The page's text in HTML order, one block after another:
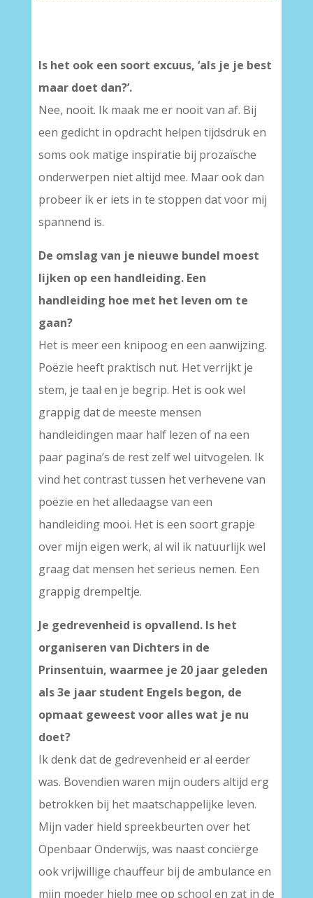
Is het ook een soort excuus, ‘als je je best
maar doet dan?’.
Nee, nooit. Ik maak me er nooit van af. Bij
een gedicht in opdracht helpen tijdsdruk en
soms ook matige inspiratie bij prozaïsche
onderwerpen niet altijd mee. Maar ook dan
probeer ik er iets in te stoppen dat voor mij
spannend is.
De omslag van je nieuwe bundel moest
lijken op een handleiding. Een
handleiding hoe met het leven om te
gaan?
Het is meer een knipoog en een aanwijzing.
Poëzie heeft praktisch nut. Het verrijkt je
stem, je taal en je begrip. Het is ook wel
grappig dat de meeste mensen
handleidingen maar half lezen of na een
paar pagina’s de rest zelf wel uitvogelen. Ik
vind het contrast tussen het verhevene van
poëzie en het alledaagse van een
handleiding mooi. Het is een soort grapje
over mijn eigen werk, al wil ik natuurlijk wel
graag dat mensen het serieus nemen. Een
grappig drempeltje.
Je gedrevenheid is opvallend. Is het
organiseren van Dichters in de
Prinsentuin, waarmee je 20 jaar geleden
als 3e jaar student Engels begon, de
opmaat geweest voor alles wat je nu
doet?
Ik denk dat de gedrevenheid er al eerder
was. Bovendien waren mijn ouders altijd erg
betrokken bij het maatschappelijke leven.
Mijn vader hield spreekbeurten over het
Openbaar Onderwijs, was naast conciërge
ook vrijwillige chauffeur bij de ambulance en
mijn moeder hielp mee op school en zat in de